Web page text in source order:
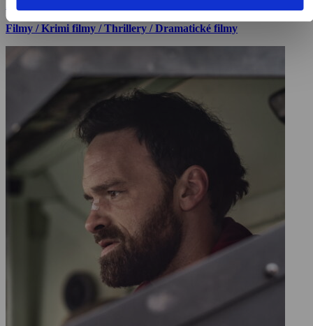
Filmy / Krimi filmy / Thrillery / Dramatické filmy